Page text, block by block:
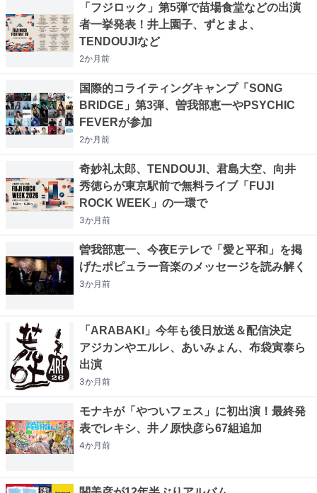
「フジロック」第5弾で苗場食堂などの出演
者一挙発表！井上園子、ずとまよ、
TENDOUJIなど
2か月前
国際的コライティングキャンプ「SONG
BRIDGE」第3弾、曽我部恵一やPSYCHIC
FEVERが参加
2か月前
奇妙礼太郎、TENDOUJI、君島大空、向井
秀徳らが東京駅前で無料ライブ「FUJI
ROCK WEEK」の一環で
3か月前
曽我部恵一、今夜Eテレで「愛と平和」を掲
げたポピュラー音楽のメッセージを読み解く
3か月前
「ARABAKI」今年も後日放送＆配信決定
アジカンやエルレ、あいみょん、布袋寅泰ら
出演
3か月前
モナキが「やついフェス」に初出演！最終発
表でレキシ、井ノ原快彦ら67組追加
4か月前